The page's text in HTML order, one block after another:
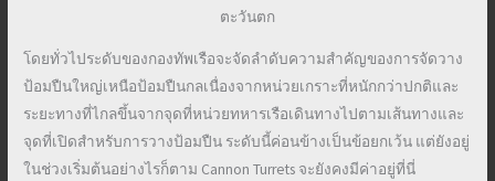
ตะวันตก
โดยทั่วไประดับของกองทัพเรือจะจัดลำดับความสำคัญของการจัดวาง
ป้อมปืนใหญ่เหนือป้อมปืนกลเนื่องจากหน่วยเกราะที่หนักกว่าปกติและ
ระยะทางที่ไกลขึ้นจากจุดที่หน่วยทหารเรือเดินทางไปตามเส้นทางและ
จุดที่เปิดสำหรับการวางป้อมปืน ระดับนี้ค่อนข้างเป็นข้อยกเว้น แต่ยังอยู่
ในช่วงเริ่มต้นอย่างไรก็ตาม Cannon Turrets จะยังคงมีค่าอยู่ที่นี่